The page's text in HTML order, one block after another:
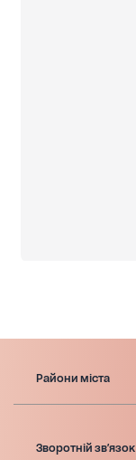
Райони міста
Зворотній зв'язок